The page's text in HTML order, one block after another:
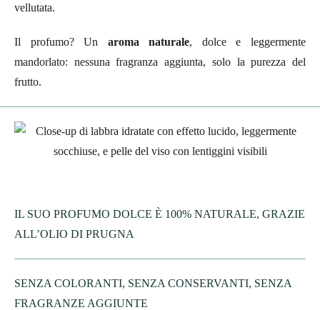
vellutata.
Il profumo? Un aroma naturale, dolce e leggermente
mandorlato: nessuna fragranza aggiunta, solo la purezza del
frutto.
IL SUO PROFUMO DOLCE È 100% NATURALE, GRAZIE
ALL’OLIO DI PRUGNA
SENZA COLORANTI, SENZA CONSERVANTI, SENZA
FRAGRANZE AGGIUNTE